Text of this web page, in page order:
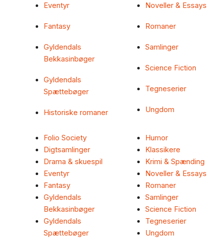
Eventyr
Fantasy
Gyldendals
Bekkasinbøger
Gyldendals
Spættebøger
Historiske romaner
Noveller & Essays
Romaner
Samlinger
Science Fiction
Tegneserier
Ungdom
Folio Society
Digtsamlinger
Drama & skuespil
Eventyr
Fantasy
Gyldendals
Bekkasinbøger
Gyldendals
Spættebøger
Humor
Klassikere
Krimi & Spænding
Noveller & Essays
Romaner
Samlinger
Science Fiction
Tegneserier
Ungdom